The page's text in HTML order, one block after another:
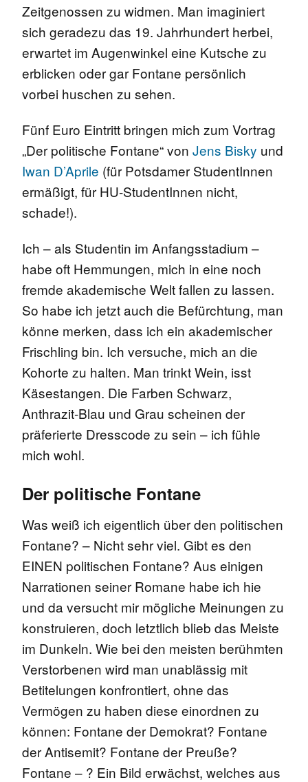
Zeitgenossen zu widmen. Man imaginiert
sich geradezu das 19. Jahrhundert herbei,
erwartet im Augenwinkel eine Kutsche zu
erblicken oder gar Fontane persönlich
vorbei huschen zu sehen.
Fünf Euro Eintritt bringen mich zum Vortrag
„Der politische Fontane“ von Jens Bisky und
Iwan D’Aprile (für Potsdamer StudentInnen
ermäßigt, für HU-StudentInnen nicht,
schade!).
Ich – als Studentin im Anfangsstadium –
habe oft Hemmungen, mich in eine noch
fremde akademische Welt fallen zu lassen.
So habe ich jetzt auch die Befürchtung, man
könne merken, dass ich ein akademischer
Frischling bin. Ich versuche, mich an die
Kohorte zu halten. Man trinkt Wein, isst
Käsestangen. Die Farben Schwarz,
Anthrazit-Blau und Grau scheinen der
präferierte Dresscode zu sein – ich fühle
mich wohl.
Der politische Fontane
Was weiß ich eigentlich über den politischen
Fontane? – Nicht sehr viel. Gibt es den
EINEN politischen Fontane? Aus einigen
Narrationen seiner Romane habe ich hie
und da versucht mir mögliche Meinungen zu
konstruieren, doch letztlich blieb das Meiste
im Dunkeln. Wie bei den meisten berühmten
Verstorbenen wird man unablässig mit
Betitelungen konfrontiert, ohne das
Vermögen zu haben diese einordnen zu
können: Fontane der Demokrat? Fontane
der Antisemit? Fontane der Preuße?
Fontane – ? Ein Bild erwächst, welches aus